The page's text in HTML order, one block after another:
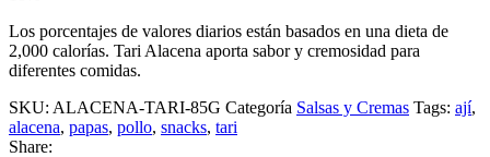
Los porcentajes de valores diarios están basados en una dieta de
2,000 calorías. Tari Alacena aporta sabor y cremosidad para
diferentes comidas.
SKU: ALACENA-TARI-85G Categoría Salsas y Cremas Tags: ají,
alacena, papas, pollo, snacks, tari
Share: